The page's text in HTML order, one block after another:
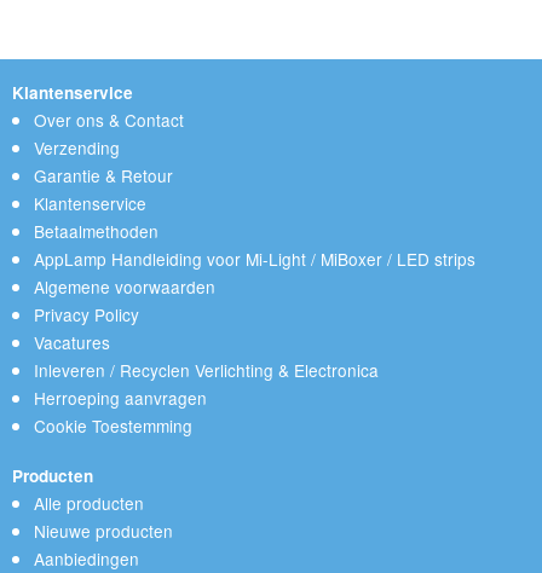
Klantenservice
Over ons & Contact
Verzending
Garantie & Retour
Klantenservice
Betaalmethoden
AppLamp Handleiding voor Mi-Light / MiBoxer / LED strips
Algemene voorwaarden
Privacy Policy
Vacatures
Inleveren / Recyclen Verlichting & Electronica
Herroeping aanvragen
Cookie Toestemming
Producten
Alle producten
Nieuwe producten
Aanbiedingen